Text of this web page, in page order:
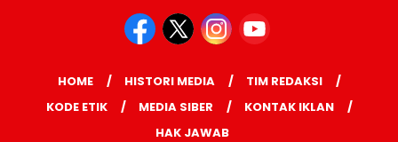
HOME HISTORI MEDIA
TIM REDAKSI
KODE ETIK
MEDIA SIBER
KONTAK IKLAN
HAK JAWAB